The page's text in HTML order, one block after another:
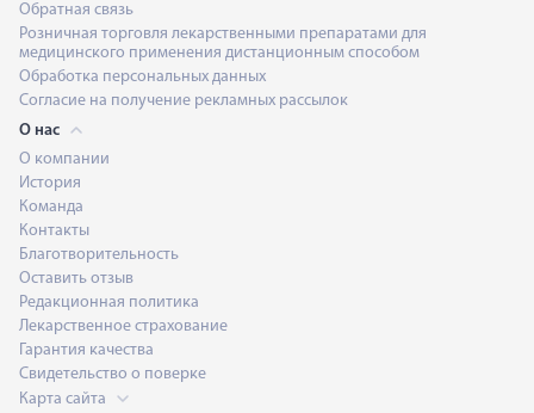
Обратная связь
Розничная торговля лекарственными препаратами для
медицинского применения дистанционным способом
Обработка персональных данных
Согласие на получение рекламных рассылок
О нас
О компании
История
Команда
Контакты
Благотворительность
Оставить отзыв
Редакционная политика
Лекарственное страхование
Гарантия качества
Свидетельство о поверке
Карта сайта